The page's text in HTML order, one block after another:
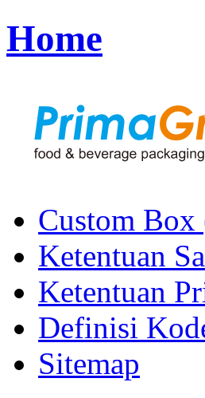
Home
Custom Box
Ketentuan
Ketentuan
Definisi
Sitemap